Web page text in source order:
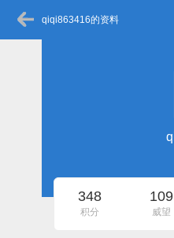
qiqi863416的资料
348
积分
109
威望